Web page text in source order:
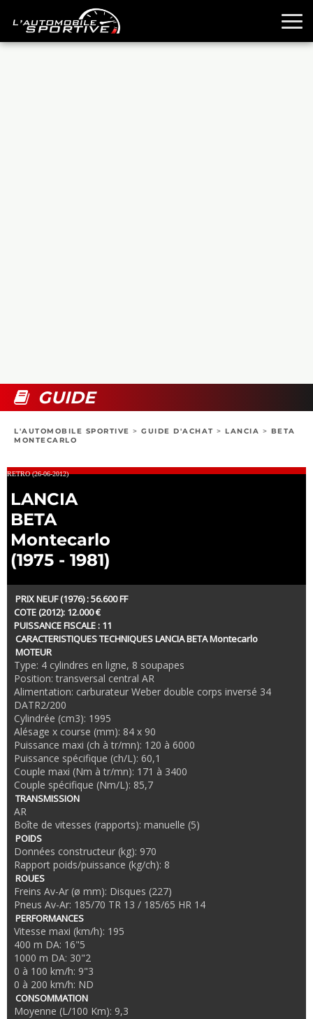
BOUTIQUE
GUIDE
L'AUTOMOBILE SPORTIVE > GUIDE D'ACHAT > LANCIA > BETA
MONTECARLO
RETRO (26-06-2012)
LANCIA
BETA
Montecarlo
(1975 - 1981)
PRIX NEUF (1976) : 56.600 FF
COTE (2012): 12.000 €
PUISSANCE FISCALE : 11
CARACTERISTIQUES TECHNIQUES LANCIA BETA Montecarlo
MOTEUR
Type: 4 cylindres en ligne, 8 soupapes
Position: transversal central AR
Alimentation: carburateur Weber double corps inversé 34
DATR2/200
Cylindrée (cm3): 1995
Alésage x course (mm): 84 x 90
Puissance maxi (ch à tr/mn): 120 à 6000
Puissance spécifique (ch/L): 60,1
Couple maxi (Nm à tr/mn): 171 à 3400
Couple spécifique (Nm/L): 85,7
TRANSMISSION
AR
Boîte de vitesses (rapports): manuelle (5)
POIDS
Données constructeur (kg): 970
Rapport poids/puissance (kg/ch): 8
ROUES
Freins Av-Ar (ø mm): Disques (227)
Pneus Av-Ar: 185/70 TR 13 / 185/65 HR 14
PERFORMANCES
Vitesse maxi (km/h): 195
400 m DA: 16"5
1000 m DA: 30"2
0 à 100 km/h: 9"3
0 à 200 km/h: ND
CONSOMMATION
Moyenne (L/100 Km): 9,3